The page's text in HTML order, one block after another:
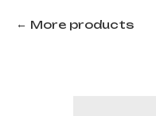
More products